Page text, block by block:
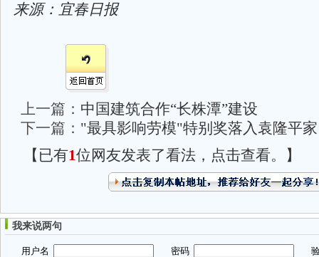
来源：宜春日报
上一篇： 中国建筑合作“长株潭”建设
下一篇： "最具影响劳模"特别奖落入袁隆平家
【已有1位网友发表了看法，点击查看。】
我来说两句
用户名 密码 验